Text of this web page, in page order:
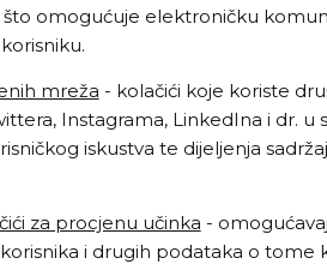
što omogućuje elektroničku
mreža - kolačići koje koriste
Instagrama, LinkedIna i dr. u
iskustva te dijeljenja
za procjenu učinka -
i drugih podataka o tome